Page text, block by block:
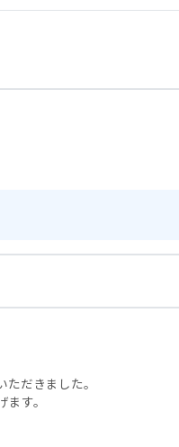
だきました。
す。